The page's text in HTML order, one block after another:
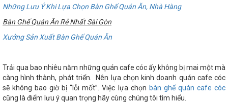
Những Lưu Ý Khi Lựa Chọn Bàn Ghế Quán Ăn, Nhà Hàng
Bàn Ghế Quán Ăn Rẻ Nhất Sài Gòn
Xưởng Sản Xuất Bàn Ghế Quán Ăn
Trải qua bao nhiêu năm những quán cafe cóc ấy không bị mai một mà
càng hình thành, phát triển. Nên lựa chọn kinh doanh quán cafe cóc
sẽ không bao giờ bị “lỗi mốt”. Việc lựa chọn bàn ghế quán cafe cóc
cũng là điểm lưu ý quan trọng hãy cùng chúng tôi tìm hiểu.